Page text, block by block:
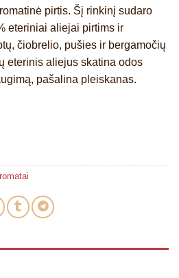
pirtis. Šį rinkinį sudaro
eteriniai aliejai pirtims ir
čiobrelio, pušies ir bergamočių
eterinis aliejus skatina odos
pašalina pleiskanas.